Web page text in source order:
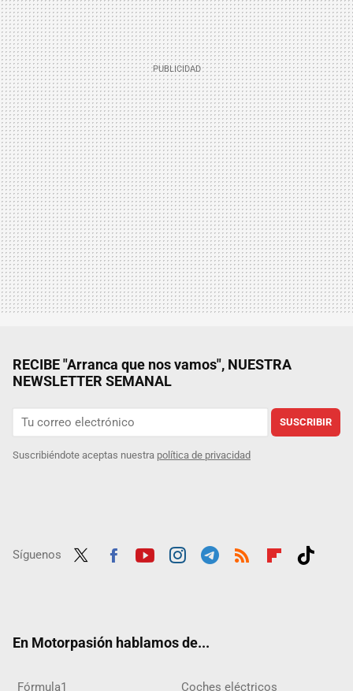
RECIBE "Arranca que nos vamos", NUESTRA
NEWSLETTER SEMANAL
SUSCRIBIR
Suscribiéndote aceptas nuestra política de privacidad
Síguenos
En Motorpasión hablamos de...
Fórmula1 Coches eléctricos